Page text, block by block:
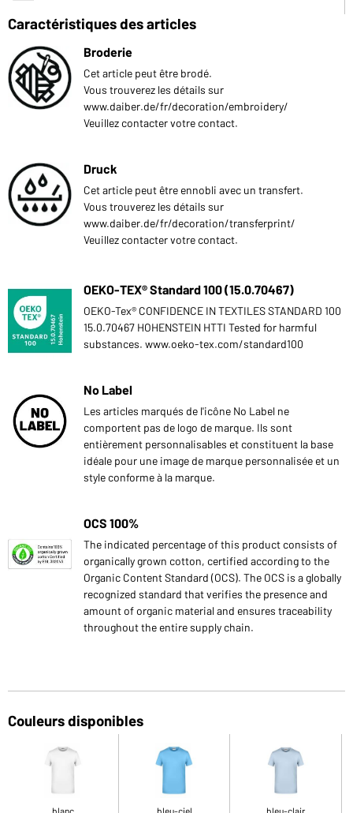
Caractéristiques des articles
Broderie
Cet article peut être brodé.
Vous trouverez les détails sur
www.daiber.de/fr/decoration/embroidery/
Veuillez contacter votre contact.
Druck
Cet article peut être ennobli avec un transfert.
Vous trouverez les détails sur
www.daiber.de/fr/decoration/transferprint/
Veuillez contacter votre contact.
OEKO-TEX® Standard 100 (15.0.70467)
OEKO-Tex® CONFIDENCE IN TEXTILES STANDARD 100
15.0.70467 HOHENSTEIN HTTI Tested for harmful
substances. www.oeko-tex.com/standard100
No Label
Les articles marqués de l'icône No Label ne
comportent pas de logo de marque. Ils sont
entièrement personnalisables et constituent la base
idéale pour une image de marque personnalisée et un
style conforme à la marque.
OCS 100%
The indicated percentage of this product consists of
organically grown cotton, certified according to the
Organic Content Standard (OCS). The OCS is a globally
recognized standard that verifies the presence and
amount of organic material and ensures traceability
throughout the entire supply chain.
Couleurs disponibles
blanc bleu-ciel bleu-clair